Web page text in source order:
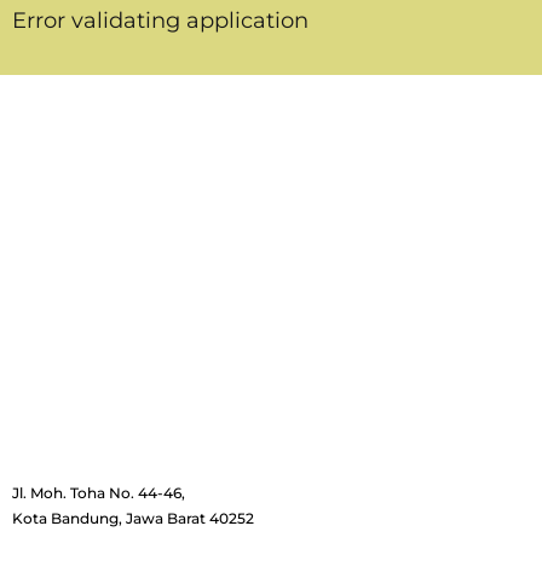
Error validating application
Jl. Moh. Toha No. 44-46,
Kota Bandung, Jawa Barat 40252